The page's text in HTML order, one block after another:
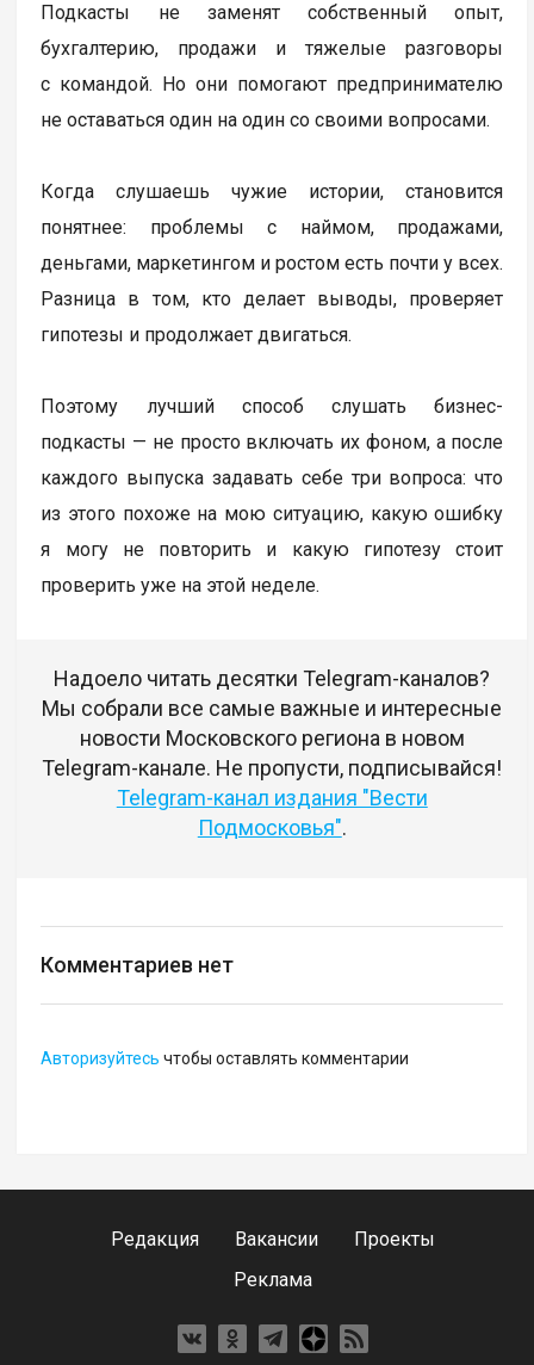
Подкасты не заменят собственный опыт,
бухгалтерию, продажи и тяжелые разговоры
с командой. Но они помогают предпринимателю
не оставаться один на один со своими вопросами.
Когда слушаешь чужие истории, становится
понятнее: проблемы с наймом, продажами,
деньгами, маркетингом и ростом есть почти у всех.
Разница в том, кто делает выводы, проверяет
гипотезы и продолжает двигаться.
Поэтому лучший способ слушать бизнес-
подкасты — не просто включать их фоном, а после
каждого выпуска задавать себе три вопроса: что
из этого похоже на мою ситуацию, какую ошибку
я могу не повторить и какую гипотезу стоит
проверить уже на этой неделе.
Надоело читать десятки Telegram-каналов?
Мы собрали все самые важные и интересные
новости Московского региона в новом
Telegram-канале. Не пропусти, подписывайся!
Telegram-канал издания "Вести
Подмосковья".
Комментариев нет
Авторизуйтесь чтобы оставлять комментарии
Редакция Вакансии
Проекты
Реклама